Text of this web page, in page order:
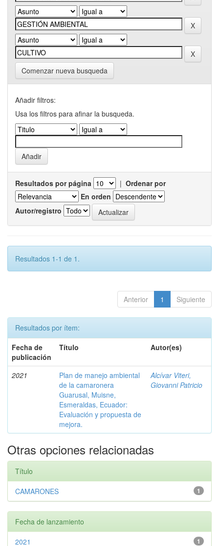
Comenzar nueva busqueda
Añadir filtros:
Usa los filtros para afinar la busqueda.
Resultados por página | Ordenar por
En orden
Autor/registro
Resultados 1-1 de 1.
Anterior 1 Siguiente
Resultados por ítem:
Fecha de
publicación
Título Autor(es)
2021
Plan de manejo ambiental
de la camaronera
Guarusal, Muisne,
Esmeraldas, Ecuador:
Evaluación y propuesta de
mejora.
Alcívar Viteri,
Giovanni Patricio
Otras opciones relacionadas
Título
1
CAMARONES
Fecha de lanzamiento
1
2021